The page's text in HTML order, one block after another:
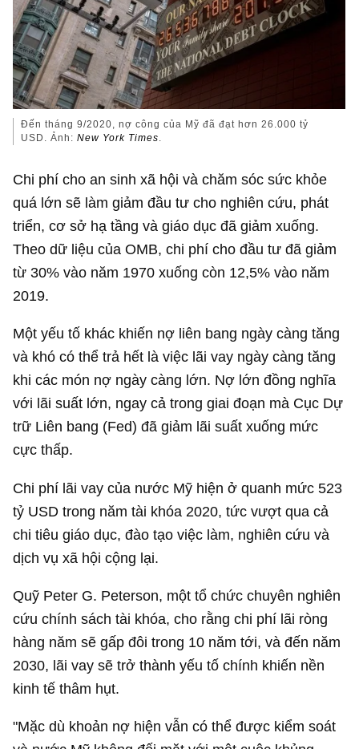
Đến tháng 9/2020, nợ công của Mỹ đã đạt hơn26.000 tỷ
USD
. Ảnh:New York Times
Chi phí cho an sinh xã hội và chăm sóc sức khỏe
quá lớn sẽ làm giảm đầu tư cho nghiên cứu, phát
triển, cơ sở hạ tầng và giáo dục đã giảm xuống.
Theo dữ liệu của OMB, chi phí cho đầu tư đã giảm
từ 30% vào năm 1970 xuống còn 12,5% vào năm
2019.
Một yếu tố khác khiến nợ liên bang ngày càng tăng
và khó có thể trả hết là việc lãi vay ngày càng tăng
khi các món nợ ngày càng lớn. Nợ lớn đồng nghĩa
với lãi suất lớn, ngay cả trong giai đoạn mà Cục Dự
trữ Liên bang (Fed) đã giảm lãi suất xuống mức
cực thấp.
Chi phí lãi vay của nước Mỹ hiện ở quanh mức523
tỷ USD trong năm tài khóa 2020, tức vượt qua cả
chi tiêu giáo dục, đào tạo việc làm, nghiên cứu và
dịch vụ xã hội cộng lại.
Quỹ Peter G. Peterson, một tổ chức chuyên nghiên
cứu chính sách tài khóa, cho rằng chi phí lãi ròng
hàng năm sẽ gấp đôi trong 10 năm tới, và đến năm
2030, lãi vay sẽ trở thành yếu tố chính khiến nền
kinh tế thâm hụt.
"Mặc dù khoản nợ hiện vẫn có thể được kiểm soát